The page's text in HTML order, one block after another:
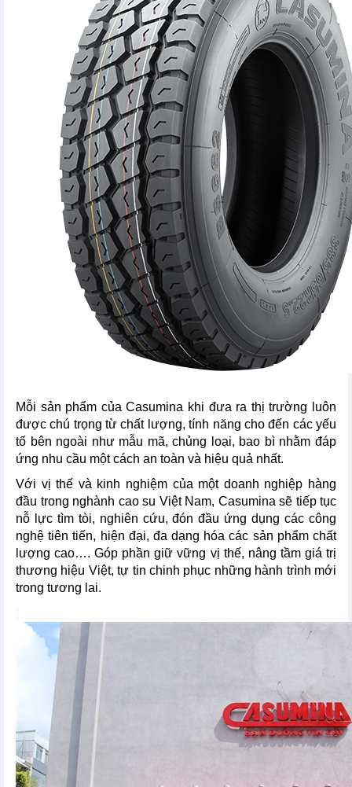
Mỗi sản phẩm của Casumina khi đưa ra thị trường luôn
được chú trọng từ chất lượng, tính năng cho đến các yếu
tố bên ngoài như mẫu mã, chủng loại, bao bì nhằm đáp
ứng nhu cầu một cách an toàn và hiệu quả nhất.
Với vị thế và kinh nghiệm của một doanh nghiệp hàng
đầu trong nghành cao su Việt Nam, Casumina sẽ tiếp tục
nỗ lực tìm tòi, nghiên cứu, đón đầu ứng dụng các công
nghệ tiên tiến, hiện đại, đa dạng hóa các sản phẩm chất
lượng cao…. Góp phần giữ vững vị thế, nâng tầm giá trị
thương hiệu Việt, tự tin chinh phục những hành trình mới
trong tương lai.